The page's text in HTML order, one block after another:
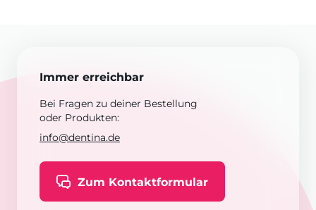
Immer erreichbar
Bei Fragen zu deiner Bestellung
oder Produkten:
info@dentina.de
Zum Kontaktformular